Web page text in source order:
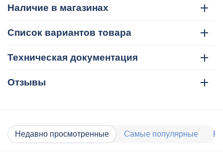
Наличие в магазинах
Список вариантов товара
Техническая документация
Отзывы
Недавно просмотренные Самые популярные